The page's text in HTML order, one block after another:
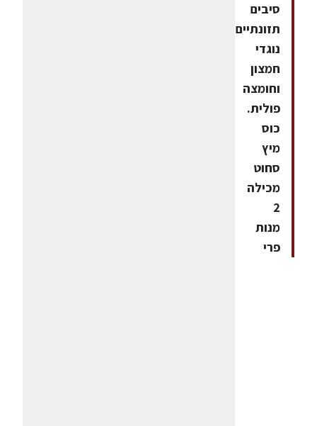
סיבים
תזונתיים,
נוגדי
חמצון
וחומצה
פולית.
כוס
מיץ
סחוט
מכילה
2
מנות
פרי